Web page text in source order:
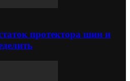
протектора шин и